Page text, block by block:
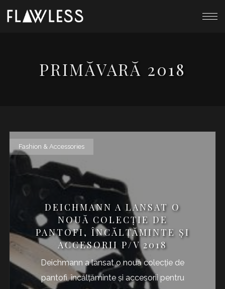
PRIMĂVARĂ 2018
Fashion & Accessories
DEICHMANN A LANSAT O
NOUĂ COLECȚIE DE
PANTOFI, ÎNCĂLȚĂMINTE ȘI
ACCESORII P/V 2018
Deichmann a lansat o nouă colecție de
pantofi, încălțăminte și accesorii pentru